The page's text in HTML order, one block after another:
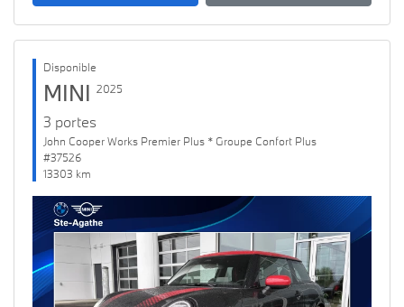
Disponible
MINI 2025
3 portes
John Cooper Works Premier Plus * Groupe Confort Plus
#37526
13303 km